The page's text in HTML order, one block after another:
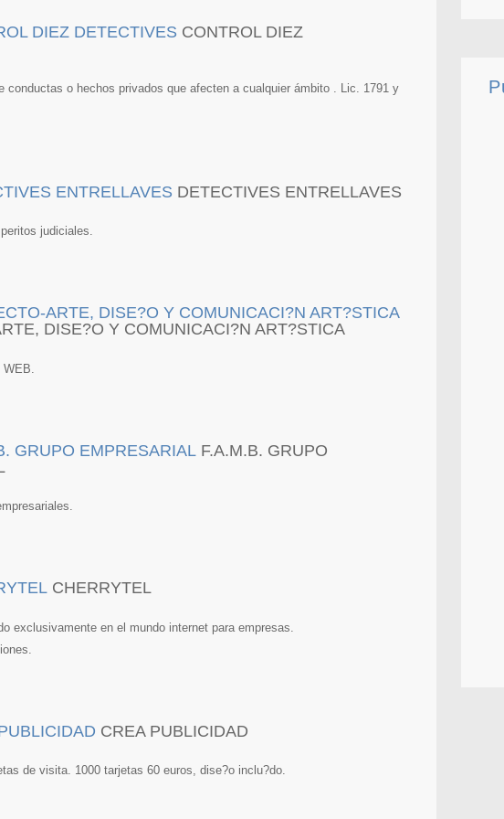
CONTROL DIEZ
conductas o hechos privados que afecten a cualquier ámbito . Lic. 1791 y
DETECTIVES ENTRELLAVES
judiciales.
DISE?O Y COMUNICACI?N ART?STICA
F.A.M.B. GRUPO
CHERRYTEL
exclusivamente en el mundo internet para empresas.
CREA PUBLICIDAD
de visita. 1000 tarjetas 60 euros, dise?o inclu?do.